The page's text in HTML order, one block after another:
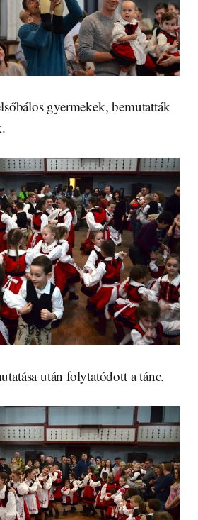
gyermekek, bemutatták
után folytatódott a tánc.